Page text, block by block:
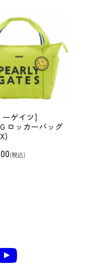
ーゲイツ]
ロッカーバッグ
(税込)